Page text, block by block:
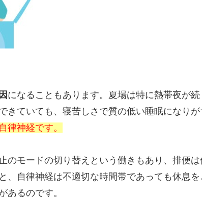
になることもあります。夏場は特に熱帯夜が
きていても、寝苦しさで質の低い睡眠になり
律神経です。
のモードの切り替えという働きもあり、排便
、自律神経は不適切な時間帯であっても休息
あるのです。